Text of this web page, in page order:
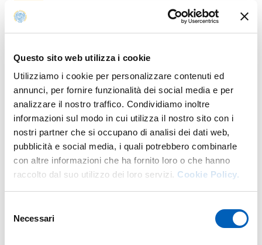
Questo sito web utilizza i cookie
Utilizziamo i cookie per personalizzare contenuti ed
annunci, per fornire funzionalità dei social media e per
analizzare il nostro traffico. Condividiamo inoltre
informazioni sul modo in cui utilizza il nostro sito con i
nostri partner che si occupano di analisi dei dati web,
pubblicità e social media, i quali potrebbero combinarle
con altre informazioni che ha fornito loro o che hanno
raccolto dal suo utilizzo dei loro servizi. Cookie Policy.
delNecessari
Allegati
PDF
Programma della giornata di studi.
Modalità di accesso
In presenza: Ingresso libero fino esaurimento posti